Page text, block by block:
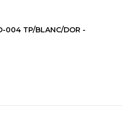
004 TP/BLANC/DOR -